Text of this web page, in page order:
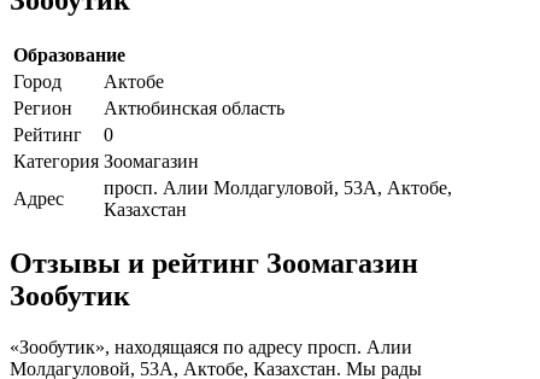
Образование
Город
Актобе
Регион
Актюбинская область
Рейтинг
0
Категория Зоомагазин
Адрес
просп. Алии Молдагуловой, 53А, Актобе,
Казахстан
Отзывы и рейтинг Зоомагазин
Зообутик
«Зообутик», находящаяся по адресу просп. Алии
Молдагуловой, 53А, Актобе, Казахстан. Мы рады